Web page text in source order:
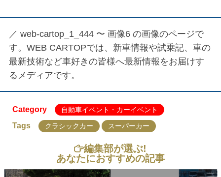
／ web-cartop_1_444 〜 画像6 の画像のページで
す。WEB CARTOPでは、新車情報や試乗記、車の
最新技術など車好きの皆様へ最新情報をお届けす
るメディアです。
Category 自動車イベント・カーイベント
Tags クラシックカー スーパーカー
編集部が選ぶ!
あなたにおすすめの記事